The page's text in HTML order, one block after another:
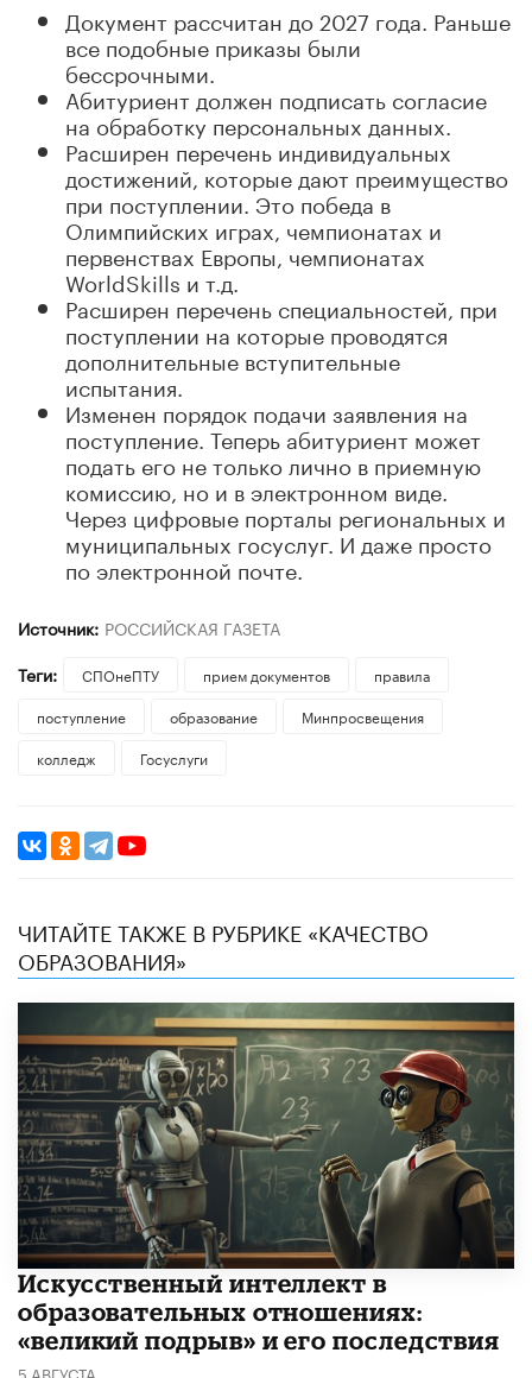
Документ рассчитан до 2027 года. Раньше
все подобные приказы были
бессрочными.
Абитуриент должен подписать согласие
на обработку персональных данных.
Расширен перечень индивидуальных
достижений, которые дают преимущество
при поступлении. Это победа в
Олимпийских играх, чемпионатах и
первенствах Европы, чемпионатах
WorldSkills и т.д.
Расширен перечень специальностей, при
поступлении на которые проводятся
дополнительные вступительные
испытания.
Изменен порядок подачи заявления на
поступление. Теперь абитуриент может
подать его не только лично в приемную
комиссию, но и в электронном виде.
Через цифровые порталы региональных и
муниципальных госуслуг. И даже просто
по электронной почте.
Источник: РОССИЙСКАЯ ГАЗЕТА
Теги:
СПОнеПТУ прием документов
правила
поступление
образование
Минпросвещения
колледж
Госуслуги
ЧИТАЙТЕ ТАКЖЕ В РУБРИКЕ «КАЧЕСТВО
ОБРАЗОВАНИЯ»
​Искусственный интеллект в
образовательных отношениях:
«великий подрыв» и его последствия
5 АВГУСТА